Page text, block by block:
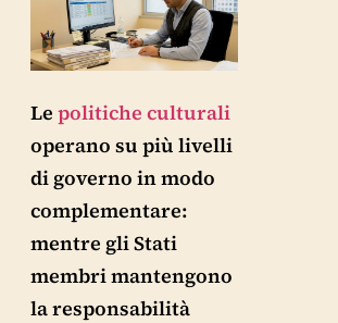
Le politiche culturali
operano su più livelli
di governo in modo
complementare:
mentre gli Stati
membri mantengono
la responsabilità